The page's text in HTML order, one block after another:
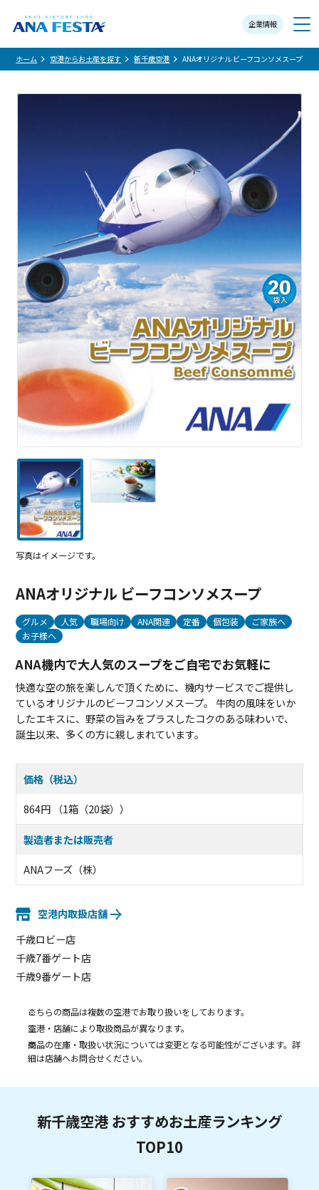
企業情報
メニュー
ホーム 空港からお土産を探す 新千歳空港 ANAオリジナル ビーフコンソメスープ
写真はイメージです。
ANAオリジナル ビーフコンソメスープ
グルメ 人気 職場向け ANA関連 定番 個包装
ご家族へ
お子様へ
ANA機内で大人気のスープをご自宅でお気軽に
快適な空の旅を楽しんで頂くために、機内サービスでご提供し
ているオリジナルのビーフコンソメスープ。 牛肉の風味をいか
したエキスに、野菜の旨みをプラスしたコクのある味わいで、
誕生以来、多くの方に親しまれています。
価格（税込）
864円 （1箱（20袋））
製造者または販売者
ANAフーズ（株）
空港内取扱店舗
千歳ロビー店
千歳7番ゲート店
千歳9番ゲート店
こちらの商品は複数の空港でお取り扱いをしております。
空港・店舗により取扱商品が異なります。
商品の在庫・取扱い状況については変更となる可能性がございます。詳
細は店舗へお問合せください。
新千歳空港 おすすめお土産ランキング
TOP10